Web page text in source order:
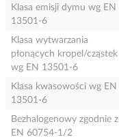
Klasa emisji dymu wg EN
13501-6
Klasa wytwarzania
płonących kropel/cząstek
wg EN 13501-6
Klasa kwasowości wg EN
13501-6
Bezhalogenowy zgodnie z
EN 60754-1/2